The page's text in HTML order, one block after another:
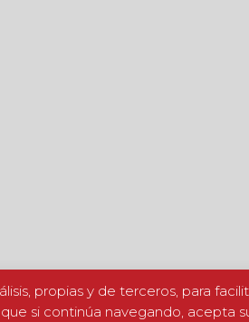
propias y de terceros, para
si continúa navegando, acepta